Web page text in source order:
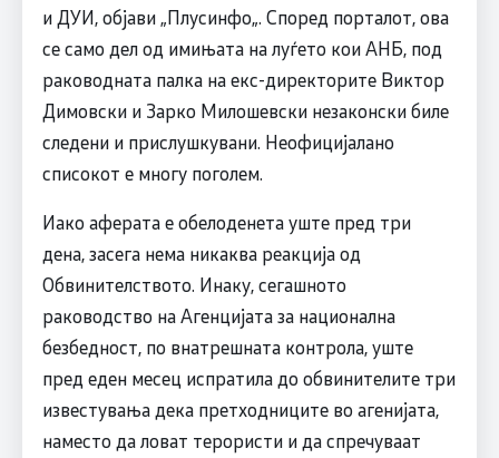
и ДУИ, објави „Плусинфо„. Според порталот, ова
се само дел од имињата на луѓето кои АНБ, под
раководната палка на екс-директорите Виктор
Димовски и Зарко Милошевски незаконски биле
следени и прислушкувани. Неофицијалано
списокот е многу поголем.
Иако аферата е обелоденета уште пред три
дена, засега нема никаква реакција од
Обвинителството. Инаку, сегашното
раководство на Агенцијата за национална
безбедност, по внатрешната контрола, уште
пред еден месец испратила до обвинителите три
известувања дека претходниците во агенијата,
наместо да ловат терористи и да спречуваат